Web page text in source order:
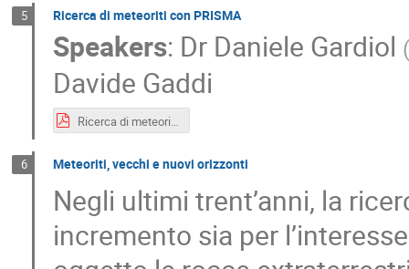
5 Ricerca di meteoriti con PRISMA
Speakers: Dr Daniele Gardiol (
Davide Gaddi
Ricerca di meteoriti con PRISMA.pdf
6 Meteoriti, vecchi e nuovi orizzonti
Negli ultimi trent’anni, la
incremento sia per